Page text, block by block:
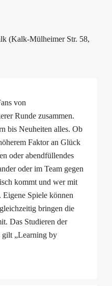
(Kalk-Mülheimer Str. 58,
von
Runde zusammen.
bis Neuheiten alles. Ob
Faktor an Glück
oder abendfüllendes
oder im Team gegen
kommt und wer mit
Spiele können
bringen die
Das Studieren der
gilt „Learning by